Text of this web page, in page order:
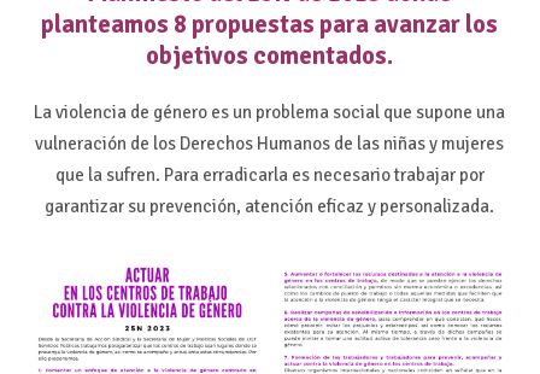
planteamos 8 propuestas para avanzar los
objetivos comentados.
La violencia de género es un problema social que supone una
vulneración de los Derechos Humanos de las niñas y mujeres
que la sufren. Para erradicarla es necesario trabajar por
garantizar su prevención, atención eficaz y personalizada.